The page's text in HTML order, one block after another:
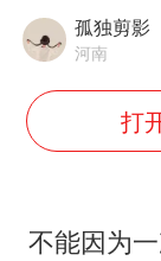
孤独剪影
河南
打
不能因为